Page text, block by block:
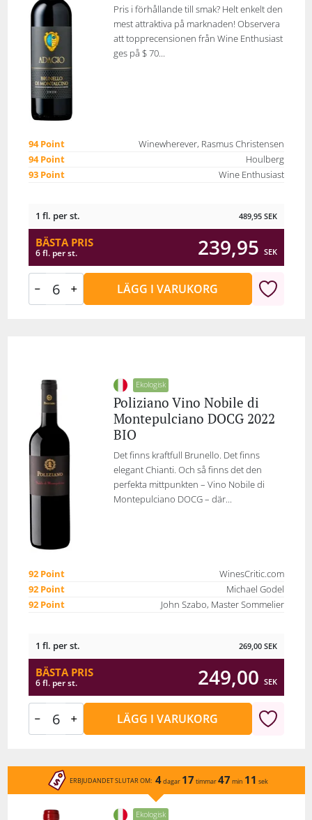
Pris i förhållande till smak? Helt enkelt den
mest attraktiva på marknaden! Observera
att topprecensionen från Wine Enthusiast
ges på $ 70...
94 Point
Winewherever, Rasmus Christensen
94 Point
Houlberg
93 Point
Wine Enthusiast
1 fl. per st. 489,95 SEK
BÄSTA PRIS
6 fl. per st. 239,95 SEK
LÄGG I VARUKORG
Ekologisk
Poliziano Vino Nobile di
Montepulciano DOCG 2022
BIO
Det finns kraftfull Brunello. Det finns
elegant Chianti. Och så finns det den
perfekta mittpunkten – Vino Nobile di
Montepulciano DOCG – där...
92 Point
WinesCritic.com
92 Point
Michael Godel
92 Point
John Szabo, Master Sommelier
1 fl. per st. 269,00 SEK
BÄSTA PRIS
6 fl. per st. 249,00 SEK
LÄGG I VARUKORG
ERBJUDANDET SLUTAR OM: 4dagar 17 timmar47 min 11 sek
Ekologisk